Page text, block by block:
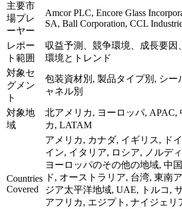
主要市
場プレ
ーヤー
Amcor PLC, Encore Glass
SA, Ball Corporation, CCL
レポー
ト範囲
収益予測、競争環境、成長要因
環境とトレンド
対象セ
グメン
ト
包装資材別, 製品タイプ別, シー
ャネル別
対象地
域
北アメリカ, ヨーロッパ, APAC,
カ, LATAM
Countries
Covered
アメリカ, カナダ, イギリス, ド
イン, イタリア, ロシア, ノルデ
ヨーロッパのその他の地域, 中
ド, オーストラリア, 台湾, 東南
ジア太平洋地域, UAE, トルコ,
アフリカ, エジプト, ナイジェリ